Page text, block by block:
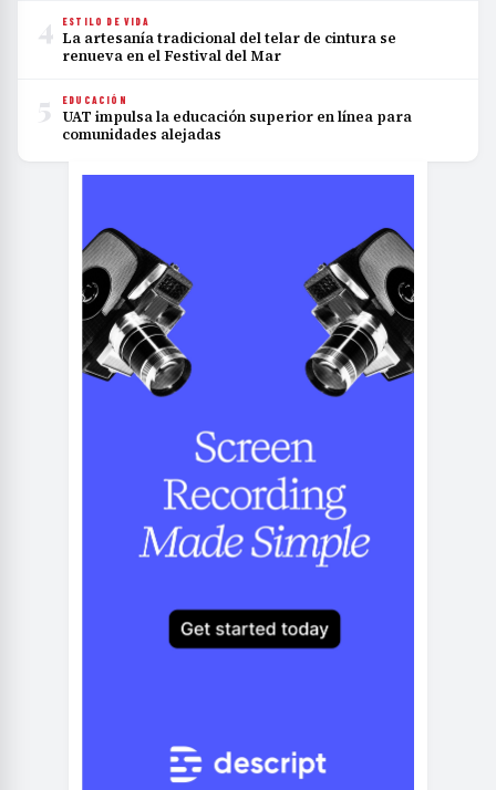
4 ESTILO DE VIDA
La artesanía tradicional del telar de cintura se
renueva en el Festival del Mar
5 EDUCACIÓN
UAT impulsa la educación superior en línea para
comunidades alejadas